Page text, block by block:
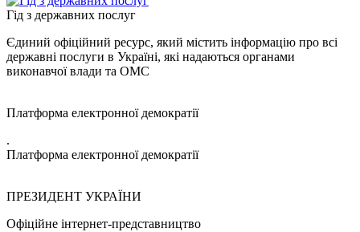
Гід з державних послуг
Єдиний офіційний ресурс, який містить інформацію про всі
державні послуги в Україні, які надаються органами
виконавчої влади та ОМС
Платформа електронної демократії
.
Платформа електронної демократії
ПРЕЗИДЕНТ УКРАЇНИ
Офіційне інтернет-представництво